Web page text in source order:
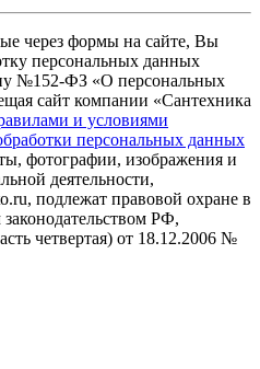
через формы на сайте, Вы
персональных данных
№152-ФЗ «О персональных
сайт компании «Cантехника
и условиями
персональных данных
фотографии, изображения и
деятельности,
подлежат правовой охране в
РФ,
четвертая) от 18.12.2006 №